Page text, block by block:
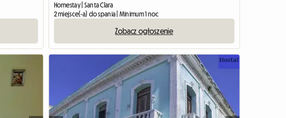
Homestay | Santa Clara
2 miejsce(-a) do spania | Minimum 1 noc
Zobacz ogłoszenie